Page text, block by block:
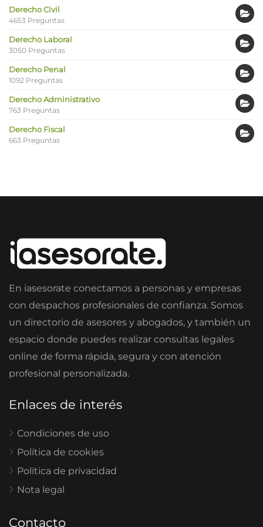
Derecho Civil
4653 Preguntas
Derecho Laboral
3050 Preguntas
Derecho Penal
1092 Preguntas
Derecho Administrativo
763 Preguntas
Derecho Fiscal
663 Preguntas
En iasesorate conectamos a personas y empresas
con despachos profesionales de confianza. Somos
un directorio de asesores y abogados, y también un
espacio donde puedes realizar consultas legales
online de forma rápida, segura y con atención
profesional personalizada.
Enlaces de interés
Condiciones de uso
Política de cookies
Política de privacidad
Nota legal
Contacto